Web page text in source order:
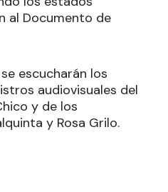
al Documento de
escucharán los
audiovisuales del
y de los
y Rosa Grilo.